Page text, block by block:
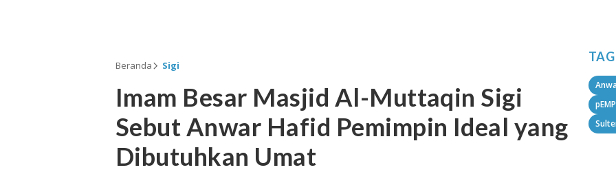
Beranda Sigi
Imam Besar Masjid Al-Muttaqin Sigi
Sebut Anwar Hafid Pemimpin Ideal yang
Dibutuhkan Umat
TAG